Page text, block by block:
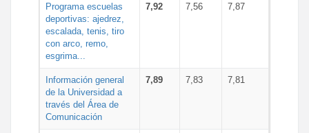
Programa escuelas
deportivas: ajedrez,
escalada, tenis, tiro
con arco, remo,
esgrima...
7,92 7,56 7,87
Información general
de la Universidad a
través del Área de
Comunicación
7,89 7,83 7,81